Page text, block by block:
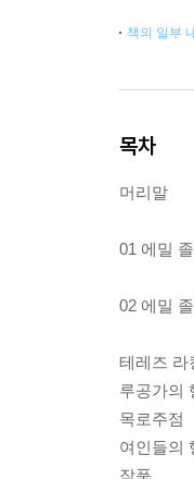
책의 일부
목차
머리말
01 에밀
02 에밀
테레즈 라
루공가의
목로주점
여인들의